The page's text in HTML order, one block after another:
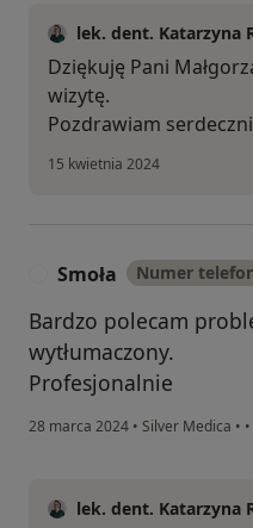
lek. dent. Katarzyna
Dziękuję Pani
wizytę.
Pozdrawiam
15 kwietnia 2024
Smoła Numer
Bardzo polecam
wytłumaczony.
Profesjonalnie
28 marca 2024 • Silver Medica • •
lek. dent. Katarzyna